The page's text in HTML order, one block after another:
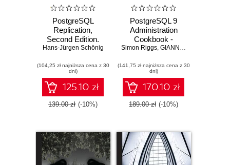
PostgreSQL
Replication,
Second Edition.
Leverage the
PostgreSQL
replication to make
your databases
more robust,
secure, scalable,
Hans-Jürgen Schönig
(104,25 zł najniższa cena z 30
dni)
125.10 zł
139.00 zł (-10%)
PostgreSQL 9
Administration
Cookbook -
Second Edition.
to help you run an
efficient
PostgreSQL
database in the
cloud
Simon Riggs, GIANNI CIOLLI
(141,75 zł najniższa cena z 30
dni)
170.10 zł
189.00 zł (-10%)